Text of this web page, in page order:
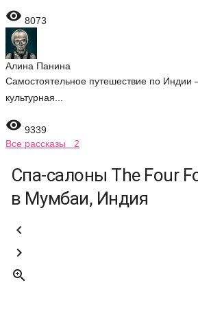
 8073
Алина Панина
Самостоятельное путешествие по Индии
культурная...
 9339
Все рассказы 2
Спа-салоны The Four
в Мумбаи, Индия


